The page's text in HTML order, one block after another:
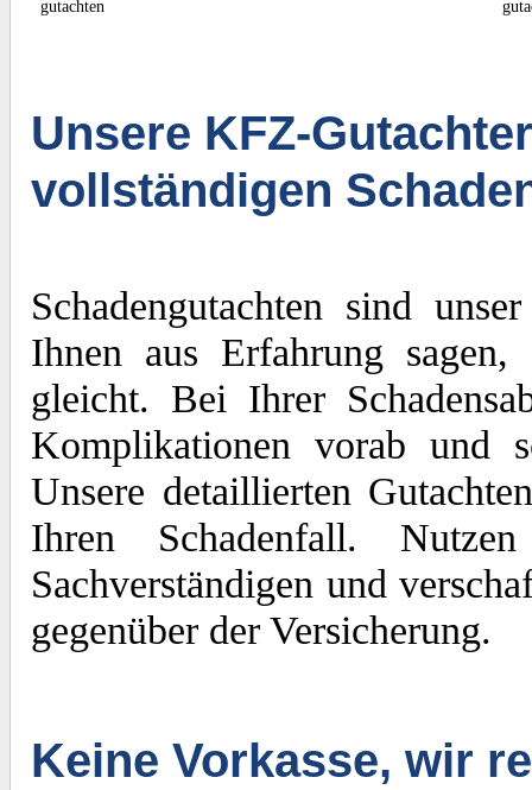
Unsere KFZ-
vollständigen
Schadengutachten sind
Ihnen aus Erfahrung sagen,
gleicht. Bei Ihrer
Komplikationen vorab und
Unsere detaillierten
Ihren Schadenfall.
Sachverständigen und
gegenüber der Versicherung.
Keine Vorkasse, wir